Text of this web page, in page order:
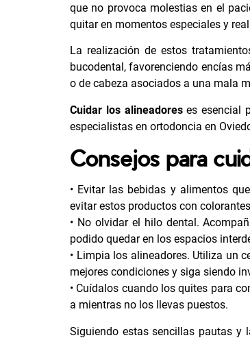
que no provoca molestias en el
quitar en momentos especiales y
La realización de estos
bucodental, favorenciendo encías
o de cabeza asociados a una mala
Cuidar los alineadoreses esencial
especialistas en ortodoncia en
Consejos para
• Evitar las bebidas y alimentos
evitar estos productos con
• No olvidar el hilo dental.
podido quedar en los espacios
• Limpia los alineadores. Utiliza un
mejores condiciones y siga siendo
• Cuídalos cuando los quites para
a mientras no los llevas puestos.
Siguiendo estas sencillas pautas y